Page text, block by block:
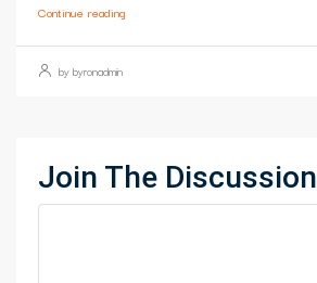
Continue reading
by byronadmin
Join The Discussion